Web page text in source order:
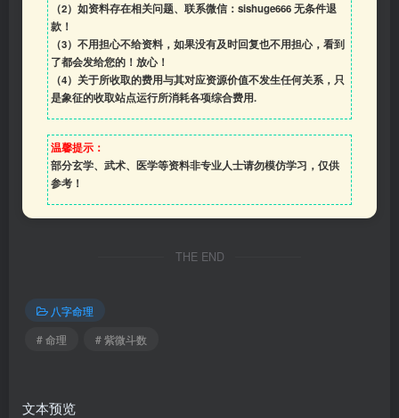
（2）如资料存在相关问题、联系微信：sishuge666 无条件退
款！
（3） 不用担心不给资料，如果没有及时回复也不用担心，看到
了都会发给您的！放心！
（4） 关于所收取的费用与其对应资源价值不发生任何关系，只
是象征的收取站点运行所消耗各项综合费用.
温馨提示：
部分玄学、武术、医学等资料非专业人士请勿模仿学习，仅供
参考！
THE END
八字命理
# 命理
# 紫微斗数
文本预览